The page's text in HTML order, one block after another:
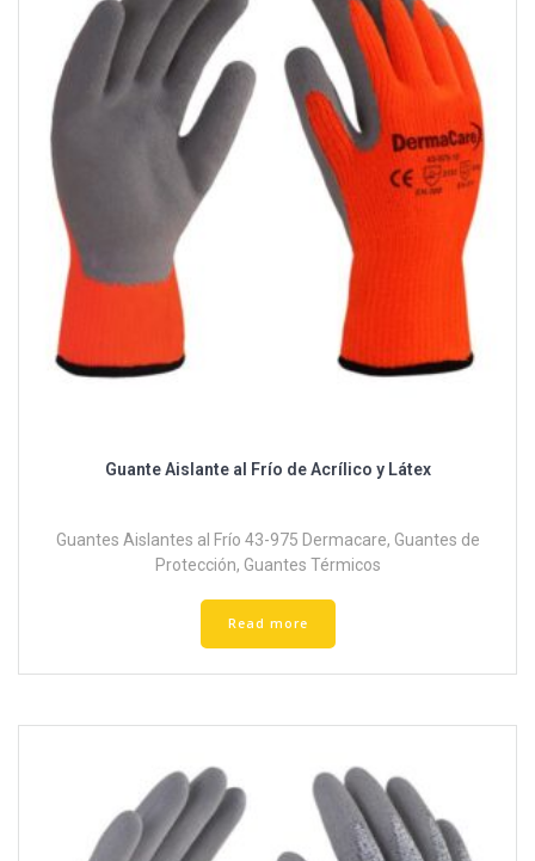
Guante Aislante al Frío de Acrílico y Látex
Guantes Aislantes al Frío 43-975 Dermacare, Guantes de
Protección, Guantes Térmicos
Read more